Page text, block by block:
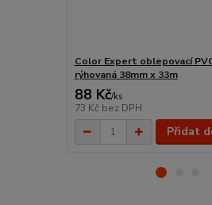
Color Expert oblepovací
rýhovaná 38mm x 33m
88 Kč/ks
73 Kč bez DPH
Přidat